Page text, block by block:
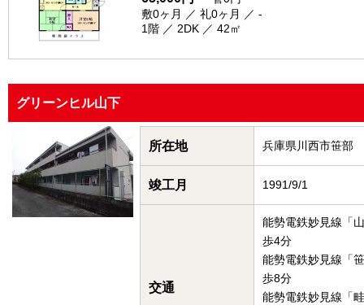
敷0ヶ月 ／ 礼0ヶ月 ／ -
1階 ／ 2DK ／ 42㎡
グリーンヒル山下
所在地 兵庫県川西市笹部
竣工月 1991/9/1
交通
能勢電鉄妙見線「
歩4分
能勢電鉄妙見線「
歩8分
能勢電鉄妙見線「